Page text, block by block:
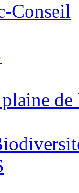
Conseil
de